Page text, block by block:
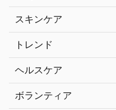
スキンケア
トレンド
ヘルスケア
ボランティア